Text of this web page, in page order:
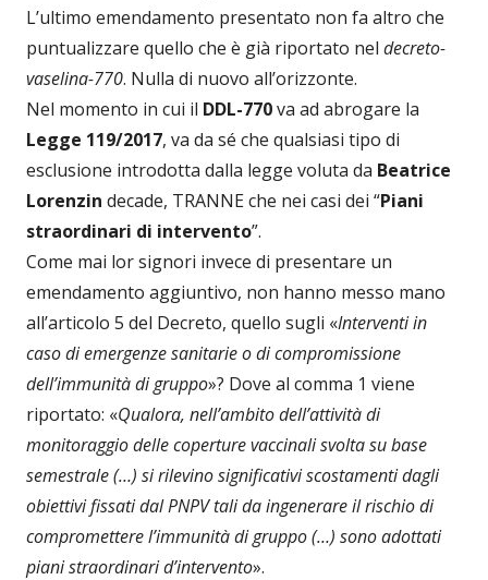
L’ultimo emendamento presentato non fa altro che
puntualizzare quello che è già riportato nel decreto-
vaselina-770. Nulla di nuovo all’orizzonte.
Nel momento in cui il DDL-770va ad abrogare la
Legge 119/2017, va da sé che qualsiasi tipo di
esclusione introdotta dalla legge voluta da Beatrice
Lorenzin decade, TRANNE che nei casi dei “Piani
straordinari di intervento”.
Come mai lor signori invece di presentare un
emendamento aggiuntivo, non hanno messo mano
all’articolo 5 del Decreto, quello sugli «Interventi in
caso di emergenze sanitarie o di compromissione
dell’immunità di gruppo»? Dove al comma 1 viene
riportato: «Qualora, nell’ambito dell’attività di
monitoraggio delle coperture vaccinali svolta su base
semestrale (…) si rilevino significativi scostamenti dagli
obiettivi fissati dal PNPV tali da ingenerare il rischio di
compromettere l’immunità di gruppo (…) sono adottati
piani straordinari d’intervento».